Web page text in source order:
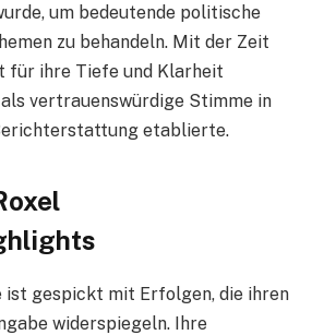
um bedeutende politische
zu behandeln. Mit der Zeit
für ihre Tiefe und Klarheit
vertrauenswürdige Stimme in
etablierte.
ist gespickt mit Erfolgen, die ihren
widerspiegeln. Ihre